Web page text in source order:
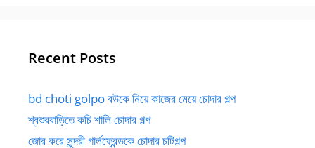
Recent Posts
bd choti golpo বউকে নিয়ে কাজের মেয়ে চোদার গল্প
শ্বশুরবাড়িতে কচি শালি চোদার গল্প
জোর করে সুন্দরী গার্লফ্রেন্ডকে চোদার চটিগল্প